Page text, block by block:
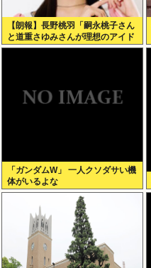
【朗報】長野桃羽「嗣永桃子さん
と道重さゆみさんが理想のアイド
ル像」
「ガンダムW」 一人クソダサい機
体がいるよな